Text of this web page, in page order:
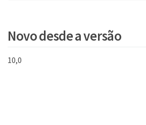
Novo desde a versão
10,0